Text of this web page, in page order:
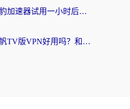
海外党必看：猎豹加速器试用一小时后，我终于找到无缝访问国内资源的正确姿势
海外党必看：快帆TV版VPN好用吗？和畅游VPN对比哪个回国效果更好？附实用选择指南